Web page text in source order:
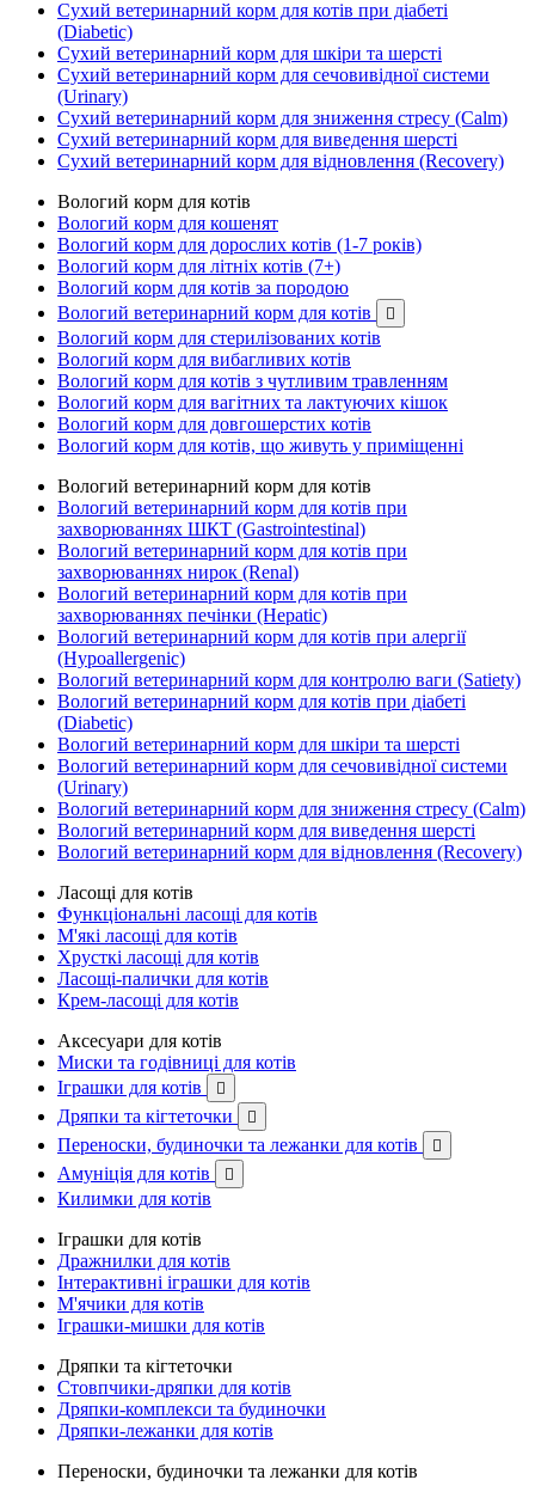
Сухий ветеринарний корм для котів при діабеті
(Diabetic)
Сухий ветеринарний корм для шкіри та шерсті
Сухий ветеринарний корм для сечовивідної системи
(Urinary)
Сухий ветеринарний корм для зниження стресу (Calm)
Сухий ветеринарний корм для виведення шерсті
Сухий ветеринарний корм для відновлення (Recovery)
Вологий корм для котів
Вологий корм для кошенят
Вологий корм для дорослих котів (1-7 років)
Вологий корм для літніх котів (7+)
Вологий корм для котів за породою
Вологий ветеринарний корм для котів

Вологий корм для стерилізованих котів
Вологий корм для вибагливих котів
Вологий корм для котів з чутливим травленням
Вологий корм для вагітних та лактуючих кішок
Вологий корм для довгошерстих котів
Вологий корм для котів, що живуть у приміщенні
Вологий ветеринарний корм для котів
Вологий ветеринарний корм для котів при
захворюваннях ШКТ (Gastrointestinal)
Вологий ветеринарний корм для котів при
захворюваннях нирок (Renal)
Вологий ветеринарний корм для котів при
захворюваннях печінки (Hepatic)
Вологий ветеринарний корм для котів при алергії
(Hypoallergenic)
Вологий ветеринарний корм для контролю ваги (Satiety)
Вологий ветеринарний корм для котів при діабеті
(Diabetic)
Вологий ветеринарний корм для шкіри та шерсті
Вологий ветеринарний корм для сечовивідної системи
(Urinary)
Вологий ветеринарний корм для зниження стресу (Calm)
Вологий ветеринарний корм для виведення шерсті
Вологий ветеринарний корм для відновлення (Recovery)
Ласощі для котів
Функціональні ласощі для котів
М'які ласощі для котів
Хрусткі ласощі для котів
Ласощі-палички для котів
Крем-ласощі для котів
Аксесуари для котів
Миски та годівниці для котів
Іграшки для котів

Дряпки та кігтеточки 
Переноски, будиночки та лежанки для котів 
Амуніція для котів 
Килимки для котів
Іграшки для котів
Дражнилки для котів
Інтерактивні іграшки для котів
М'ячики для котів
Іграшки-мишки для котів
Дряпки та кігтеточки
Стовпчики-дряпки для котів
Дряпки-комплекси та будиночки
Дряпки-лежанки для котів
Переноски, будиночки та лежанки для котів